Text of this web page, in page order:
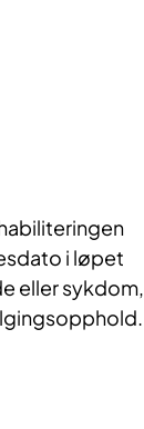
i løpet
eller sykdom,